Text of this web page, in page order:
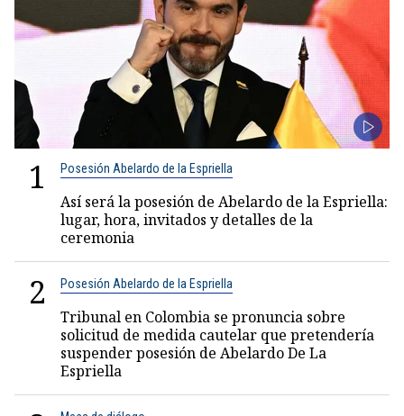
1 Posesión Abelardo de la Espriella
Así será la posesión de Abelardo de la Espriella:
lugar, hora, invitados y detalles de la
ceremonia
2 Posesión Abelardo de la Espriella
Tribunal en Colombia se pronuncia sobre
solicitud de medida cautelar que pretendería
suspender posesión de Abelardo De La
Espriella